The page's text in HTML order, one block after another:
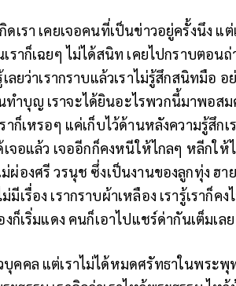
ดเรา เคยเจอคนที่เป็นข่าวอยู่ครั้งนึง แ
ราก็เฉยๆ ไม่ได้สนิท เคยไปกราบตอนถ่
เลยว่าเรากราบแล้วเราไม่รู้สึกสนิทมือ อ
ทำบุญ เราจะได้ยินอะไรพวกนี้มาพอส
าก็เหรอๆ แค่เก็บไว้ด้านหลังความรู้สึ
เจอแล้ว เจออีกก็คงหนีให้ไกลๆ หลีกให้
ผ่องศรี วรนุช ซึ่งเป็นงานของลูกทุ่ง ฮ
เรื่อง เรากราบผ้าเหลือง เรารู้เราก็
งก็เริ่มแดง คนก็เอาไปแชร์ด่ากันเต็มเลย
คคล แต่เราไม่ได้หมดศรัทธาในพระ